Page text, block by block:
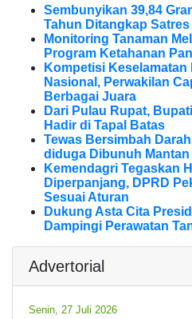
Sembunyikan 39,84
Tahun Ditangkap
Monitoring Tanaman
Program Ketahanan
Kompetisi Keselamatan
Nasional, Perwakilan
Berbagai Juara
Dari Pulau Rupat,
Hadir di Tapal Batas
Tewas Bersimbah
diduga Dibunuh Mantan
Kemendagri Tegaskan
Diperpanjang, DPRD
Sesuai Aturan
Dukung Asta Cita
Dampingi Perawatan
Advertorial
Senin, 27 Juli 2026